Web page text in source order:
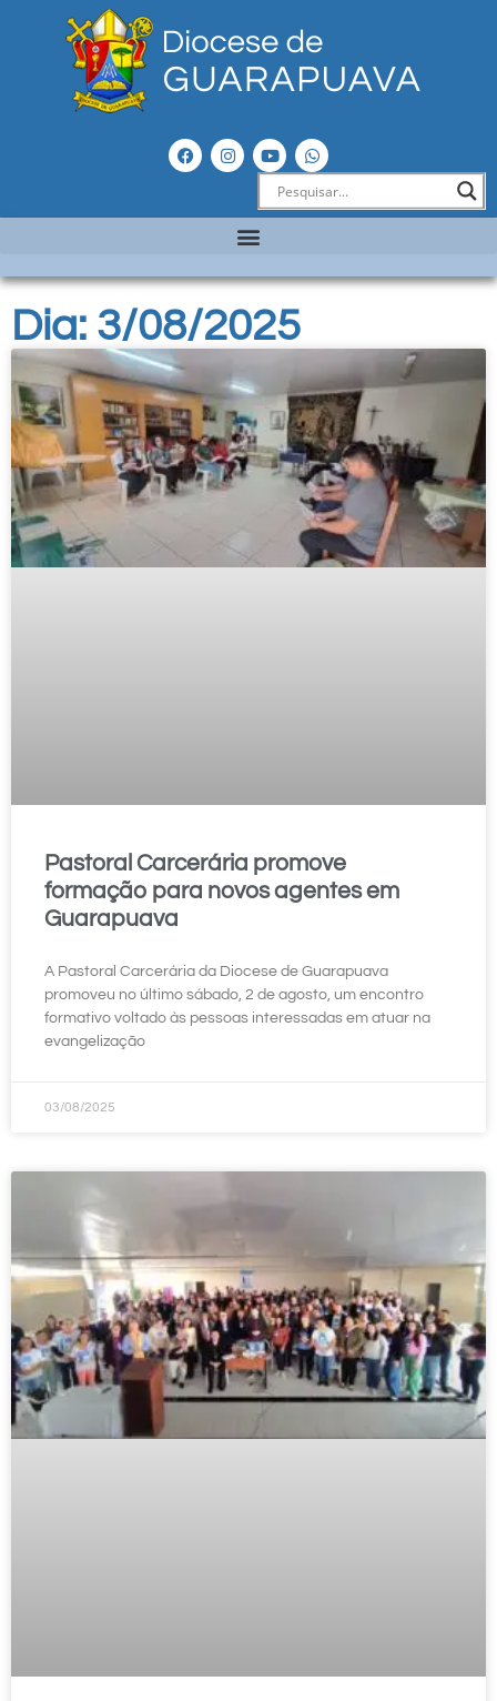
Dia: 3/08/2025
Pastoral Carcerária promove
formação para novos agentes em
Guarapuava
A Pastoral Carcerária da Diocese de Guarapuava
promoveu no último sábado, 2 de agosto, um encontro
formativo voltado às pessoas interessadas em atuar na
evangelização
03/08/2025